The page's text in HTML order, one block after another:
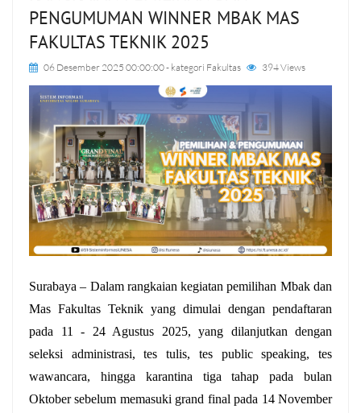
PENGUMUMAN WINNER MBAK MAS
FAKULTAS TEKNIK 2025
06 Desember 2025 00:00:00- kategori Fakultas 394 Views
Surabaya – Dalam rangkaian kegiatan pemilihan Mbak dan
Mas Fakultas Teknik yang dimulai dengan pendaftaran
pada 11 - 24 Agustus 2025, yang dilanjutkan dengan
seleksi administrasi, tes tulis, tes public speaking, tes
wawancara, hingga karantina tiga tahap pada bulan
Oktober sebelum memasuki grand final pada 14 November